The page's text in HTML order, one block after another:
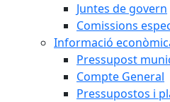
Juntes de govern
Comissions
Informació
Pressupost
Compte General
Pressupostos i